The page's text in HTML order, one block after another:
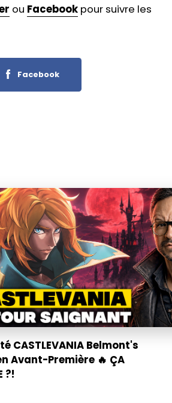
ou Facebookpour suivre les
Facebook
CASTLEVANIA Belmont's
Avant-Première 🔥 ÇA
?!